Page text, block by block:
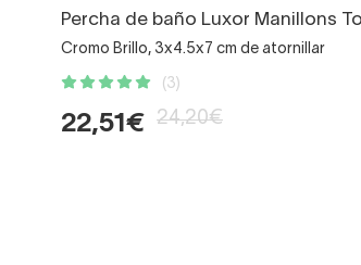
Percha de baño Luxor Manillons
Cromo Brillo, 3x4.5x7 cm de atornillar
(3)
22,51€ 24,20€